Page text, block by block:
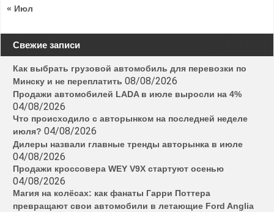
« Июл
Свежие записи
Как выбрать грузовой автомобиль для перевозки по
Минску и не переплатить 08/08/2026
Продажи автомобилей LADA в июле выросли на 4%
04/08/2026
Что происходило с авторынком на последней неделе
июля? 04/08/2026
Дилеры назвали главные тренды авторынка в июле
04/08/2026
Продажи кроссовера WEY V9X стартуют осенью
04/08/2026
Магия на колёсах: как фанаты Гарри Поттера
превращают свои автомобили в летающие Ford Anglia